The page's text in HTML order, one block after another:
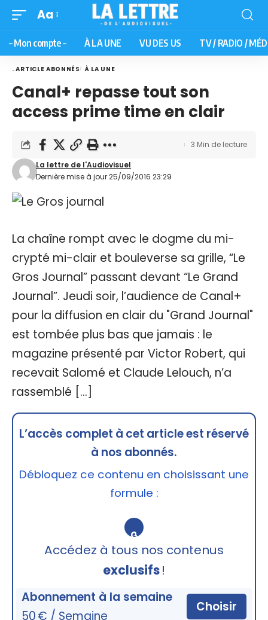
Aa
– Mon compte – À LA UNE VU DES US TV / RADIO /
. ARTICLE ABONNÉS À LA UNE
Canal+ repasse tout son
access prime time en clair
Dernière mise à jour 25/09/2016 23:29
La lettre de l'Audiovisuel
3 Min de lecture
La chaîne rompt avec le dogme du mi-
crypté mi-clair et bouleverse sa grille, “Le
Gros Journal” passant devant “Le Grand
Journal”. Jeudi soir, l’audience de Canal+
pour la diffusion en clair du "Grand Journal"
est tombée plus bas que jamais : le
magazine présenté par Victor Robert, qui
recevait Salomé et Claude Lelouch, n’a
rassemblé […]
L’accès complet à cet article est réservé
à nos abonnés.
Débloquez ce contenu en choisissant une
formule :
🔒
Accédez à tous nos contenus
exclusifs!
Abonnement à la semaine
50 € / Semaine
Choisir